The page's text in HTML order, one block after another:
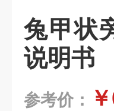
兔甲状
说明书
参考价：